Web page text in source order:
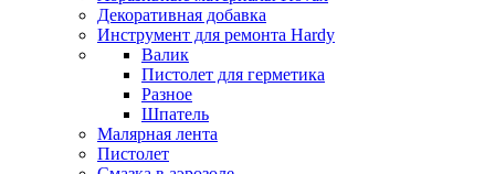
Декоративная добавка
Инструмент для ремонта Hardy
Валик
Пистолет для герметика
Разное
Шпатель
Малярная лента
Пистолет